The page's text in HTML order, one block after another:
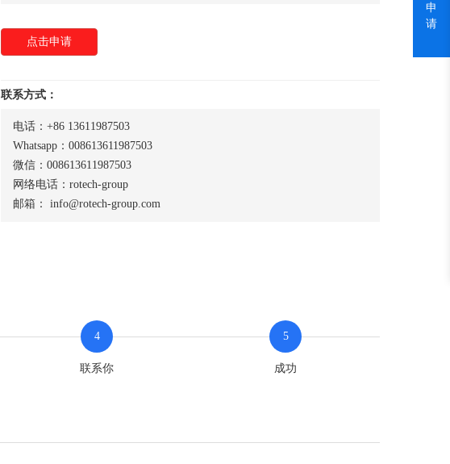
点击申请
联系方式：
电话：+86 13611987503
Whatsapp：008613611987503
微信：008613611987503
网络电话：rotech-group
邮箱： info@rotech-group.com
4
联系你
5
成功
申
请